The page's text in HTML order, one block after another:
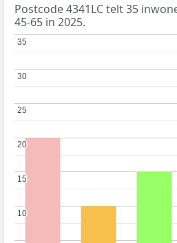
Postcode 4341LC telt 35
45-65 in 2025.
10
10
15
15
20
20
25
25
30
30
35
35